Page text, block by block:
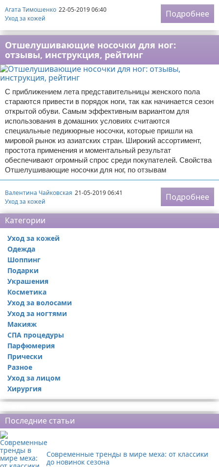
Агата Тимошенко 22-05-2019 06:40
Уход за кожей
Подробнее
Отшелушивающие носочки для ног:
отзывы, инструкция, рейтинг
С приближением лета представительницы женского пола
стараются привести в порядок ноги, так как начинается сезон
открытой обуви. Самым эффективным вариантом для
использования в домашних условиях считаются
специальные педикюрные носочки, которые пришли на
мировой рынок из азиатских стран. Широкий ассортимент,
простота применения и моментальный результат
обеспечивают огромный спрос среди покупателей. Свойства
Отшелушивающие носочки для ног, по отзывам
Валентина Чайковская 21-05-2019 06:41
Уход за кожей
Подробнее
Категории
Уход за кожей
Одежда
Шоппинг
Подарки
Украшения
Косметика
Уход за волосами
Уход за ногтями
Макияж
СПА процедуры
Парфюмерия
Прически
Разное
Уход за лицом
Хирургия
Последние статьи
Современные тренды в мире меха: от классики
до новинок сезона